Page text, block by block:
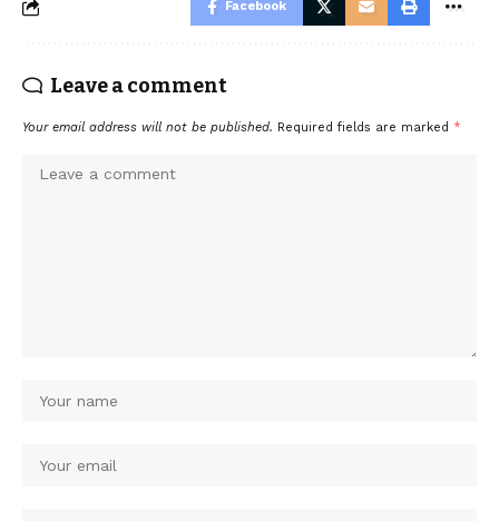
Facebook
Leave a comment
Your email address will not be published. Required fields are marked *